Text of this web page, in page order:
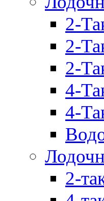
2-
2-
2-
4-
4-
2-